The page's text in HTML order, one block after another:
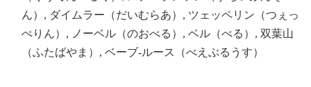
ん）, ダイムラー（だいむらあ）, ツェッペリン（つぇっ
ぺりん）, ノーベル（のおべる）, ベル（べる）, 双葉山
（ふたばやま）, ベーブ‐ルース（べえぶるうす）